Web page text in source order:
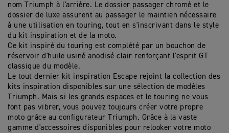
nom Triumph à l'arrière. Le dossier passager chromé et le
dossier de luxe assurent au passager le maintien nécessaire
à une utilisation en touring, tout en s'inscrivant dans le style
du kit inspiration et de la moto.
Ce kit inspiré du touring est complété par un bouchon de
réservoir d'huile usiné anodisé clair renforçant l'esprit GT
classique du modèle.
Le tout dernier kit inspiration Escape rejoint la collection des
kits inspiration disponibles sur une sélection de modèles
Triumph. Mais si les grands espaces et le touring ne vous
font pas vibrer, vous pouvez toujours créer votre propre
moto grâce au configurateur Triumph. Grâce à la vaste
gamme d'accessoires disponibles pour relooker votre moto